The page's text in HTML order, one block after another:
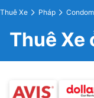
Thuê Xe Pháp Condom
Thuê Xe